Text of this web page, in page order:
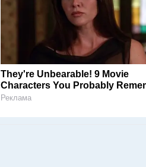
They're Unbearable! 9 Movie
Characters You Probably
Реклама